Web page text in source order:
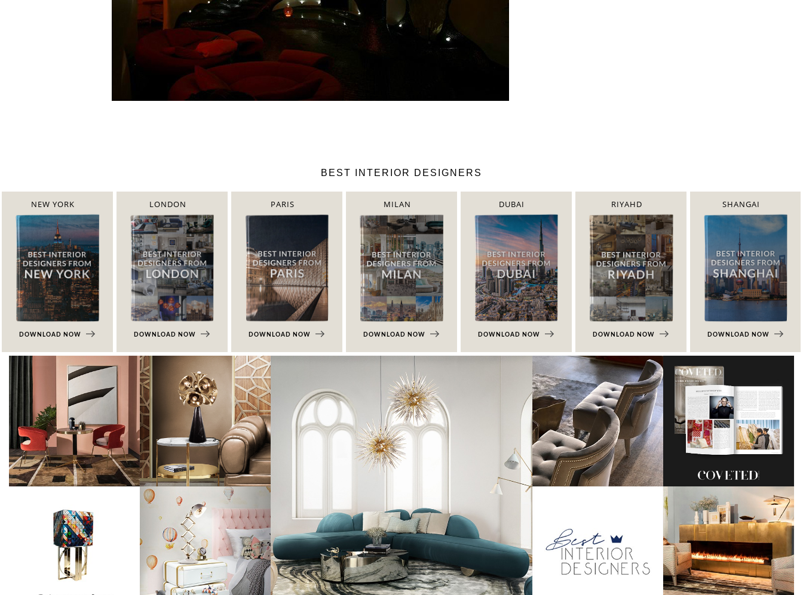
BEST INTERIOR DESIGNERS
NEW YORK
DOWNLOAD NOW
LONDON
DOWNLOAD NOW
PARIS
DOWNLOAD NOW
MILAN
DOWNLOAD NOW
DUBAI
DOWNLOAD NOW
RIYAHD
DOWNLOAD NOW
SHANGAI
DOWNLOAD NOW